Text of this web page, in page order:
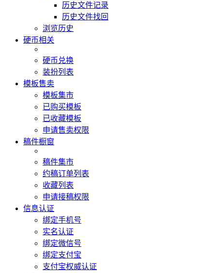
历史文件记录
历史文件找回
浏览历史
硬币相关
硬币兑换
装扮列表
模板售卖
模板集市
已购买模板
已收藏模板
申请售卖权限
稿件橱窗
稿件集市
约稿订单列表
收藏列表
申请接稿权限
信息认证
绑定手机号
实名认证
绑定微信号
绑定支付宝
支付宝权威认证